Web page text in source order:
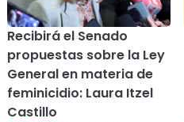
Recibirá el Senado
propuestas sobre la Ley
General en materia de
feminicidio: Laura Itzel
Castillo